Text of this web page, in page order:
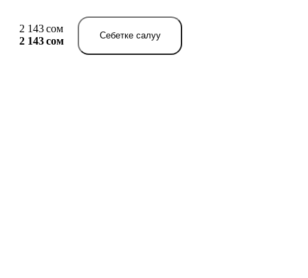
2 143 сом
2 143 сом
Себетке салуу